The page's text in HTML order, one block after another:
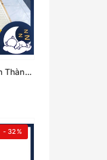
[FREE SHIP] Nệm Cao Su Vạn Thành Unique - CHÍNH HÃNG, BẢO HÀNH 12 NĂM
- 32%